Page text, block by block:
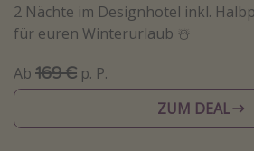
Strandurlaub
Abenteuerurlaub
Skiurlaub
2 Nächte im Designhotel inkl.
für euren Winterurlaub ☃️
Ab 169 € p. P.
ZUM DEAL